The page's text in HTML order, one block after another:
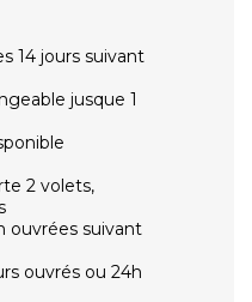
14 jours suivant
jusque 1
2 volets,
ouvrées suivant
ouvrés ou 24h